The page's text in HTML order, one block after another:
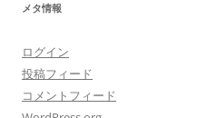
メタ情報
ログイン
投稿フィード
コメントフィード